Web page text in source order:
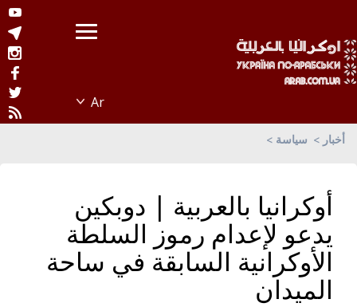
أخبار سياسة
أوكرانيا بالعربية | دوبكين
يدعو لإعدام رموز السلطة
الأوكرانية السابقة في ساحة
الميدان